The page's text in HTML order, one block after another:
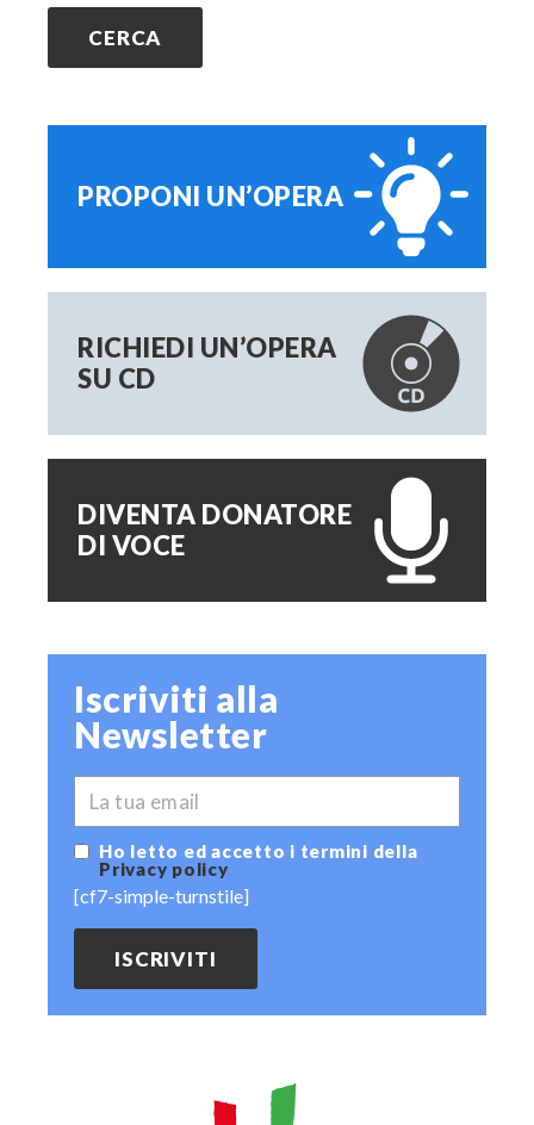
PROPONI UN’OPERA
RICHIEDI UN’OPERA
SU CD
DIVENTA DONATORE
DI VOCE
Iscriviti alla
Newsletter
EMAIL
Ho letto ed accetto i termini della
Privacy policy
[cf7-simple-turnstile]